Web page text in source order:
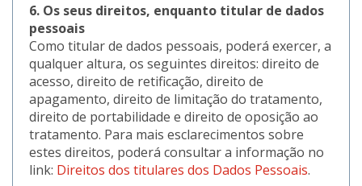
6. Os seus direitos, enquanto titular de dados
pessoais
Como titular de dados pessoais, poderá exercer, a
qualquer altura, os seguintes direitos: direito de
acesso, direito de retificação, direito de
apagamento, direito de limitação do tratamento,
direito de portabilidade e direito de oposição ao
tratamento. Para mais esclarecimentos sobre
estes direitos, poderá consultar a informação no
link: Direitos dos titulares dos Dados Pessoais.